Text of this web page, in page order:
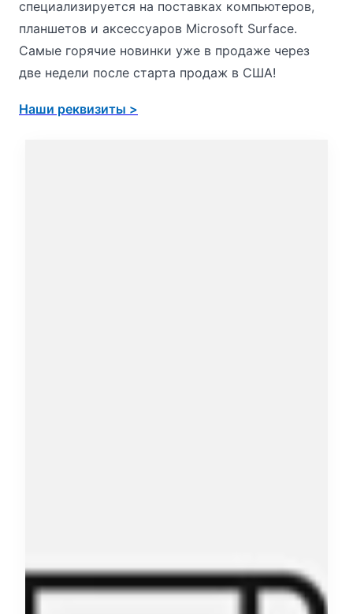
специализируется на поставках компьютеров,
планшетов и аксессуаров Microsoft Surface.
Самые горячие новинки уже в продаже через
две недели после старта продаж в США!
Наши реквизиты >